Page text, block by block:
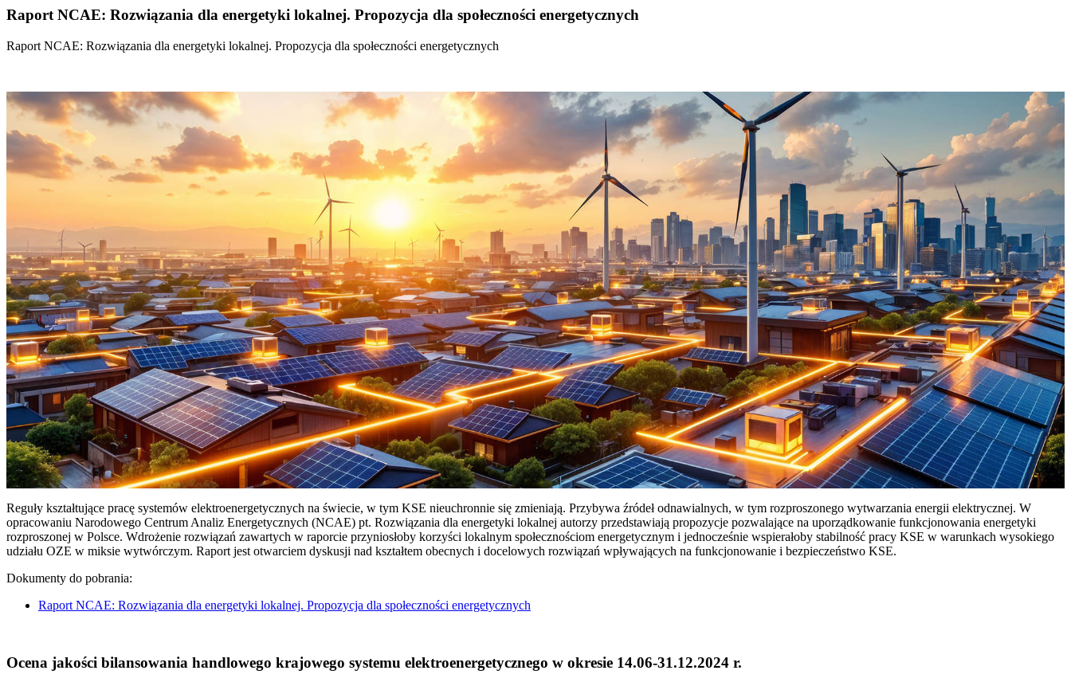
Raport NCAE: Rozwiązania dla energetyki lokalnej. Propozycja dla społeczności energetycznych
Raport NCAE: Rozwiązania dla energetyki lokalnej. Propozycja dla społeczności energetycznych
Reguły kształtujące pracę systemów elektroenergetycznych na świecie, w tym KSE nieuchronnie się zmieniają. Przybywa źródeł odnawialnych, w tym rozproszonego wytwarzania energii elektrycznej. W
opracowaniu Narodowego Centrum Analiz Energetycznych (NCAE) pt. Rozwiązania dla energetyki lokalnej autorzy przedstawiają propozycje pozwalające na uporządkowanie funkcjonowania energetyki
rozproszonej w Polsce. Wdrożenie rozwiązań zawartych w raporcie przyniosłoby korzyści lokalnym społecznościom energetycznym i jednocześnie wspierałoby stabilność pracy KSE w warunkach wysokiego
udziału OZE w miksie wytwórczym. Raport jest otwarciem dyskusji nad kształtem obecnych i docelowych rozwiązań wpływających na funkcjonowanie i bezpieczeństwo KSE.
Dokumenty do pobrania:
Raport NCAE: Rozwiązania dla energetyki lokalnej. Propozycja dla społeczności energetycznych
Ocena jakości bilansowania handlowego krajowego systemu elektroenergetycznego w okresie 14.06-31.12.2024 r.